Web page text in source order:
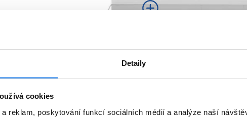
Detaily
cookies
a reklam, poskytování funkcí sociálních médií a analýze naší
červenobílé sestavy